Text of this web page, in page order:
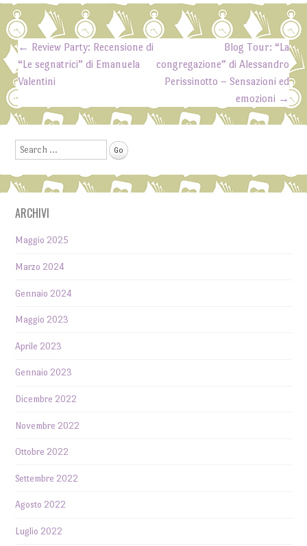
Post navigation
← Review Party: Recensione di
“Le segnatrici” di Emanuela
Valentini
Blog Tour: “La
congregazione” di Alessandro
Perissinotto – Sensazioni ed
emozioni →
Search
ARCHIVI
Maggio 2025
Marzo 2024
Gennaio 2024
Maggio 2023
Aprile 2023
Gennaio 2023
Dicembre 2022
Novembre 2022
Ottobre 2022
Settembre 2022
Agosto 2022
Luglio 2022